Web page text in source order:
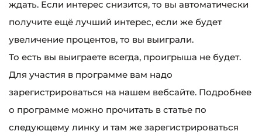
ждать. Если интерес снизится, то вы автоматически
получите ещё лучший интерес, если же будет
увеличение процентов, то вы выиграли.
То есть вы выиграете всегда, проигрыша не будет.
Для участия в программе вам надо
зарегистрироваться на нашем вебсайте. Подробнее
о программе можно прочитать в статье по
следующему линку и там же зарегистрироваться